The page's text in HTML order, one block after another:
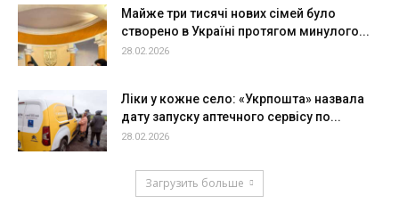
Майже три тисячі нових сімей було
створено в Україні протягом минулого...
28.02.2026
Ліки у кожне село: «Укрпошта» назвала
дату запуску аптечного сервісу по...
28.02.2026
Загрузить больше